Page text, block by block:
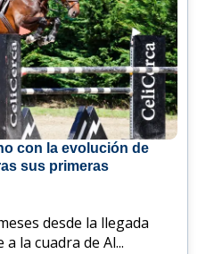
con la evolución de
sus primeras
desde la llegada
la cuadra de Al...